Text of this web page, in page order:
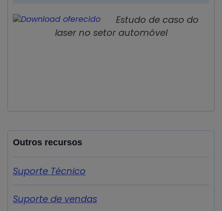
Estudo de caso do
laser no setor automóvel
Outros recursos
Suporte Técnico
Suporte de vendas